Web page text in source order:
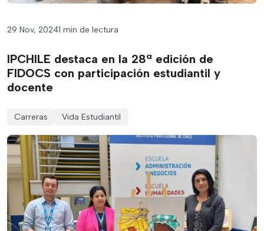
29 Nov, 20241 min de lectura
IPCHILE destaca en la 28ª edición de
FIDOCS con participación estudiantil y
docente
Carreras Vida Estudiantil